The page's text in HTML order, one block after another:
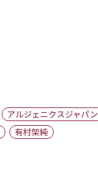
地域
キーパーソン
アルジェニクスジャパン
有村架純